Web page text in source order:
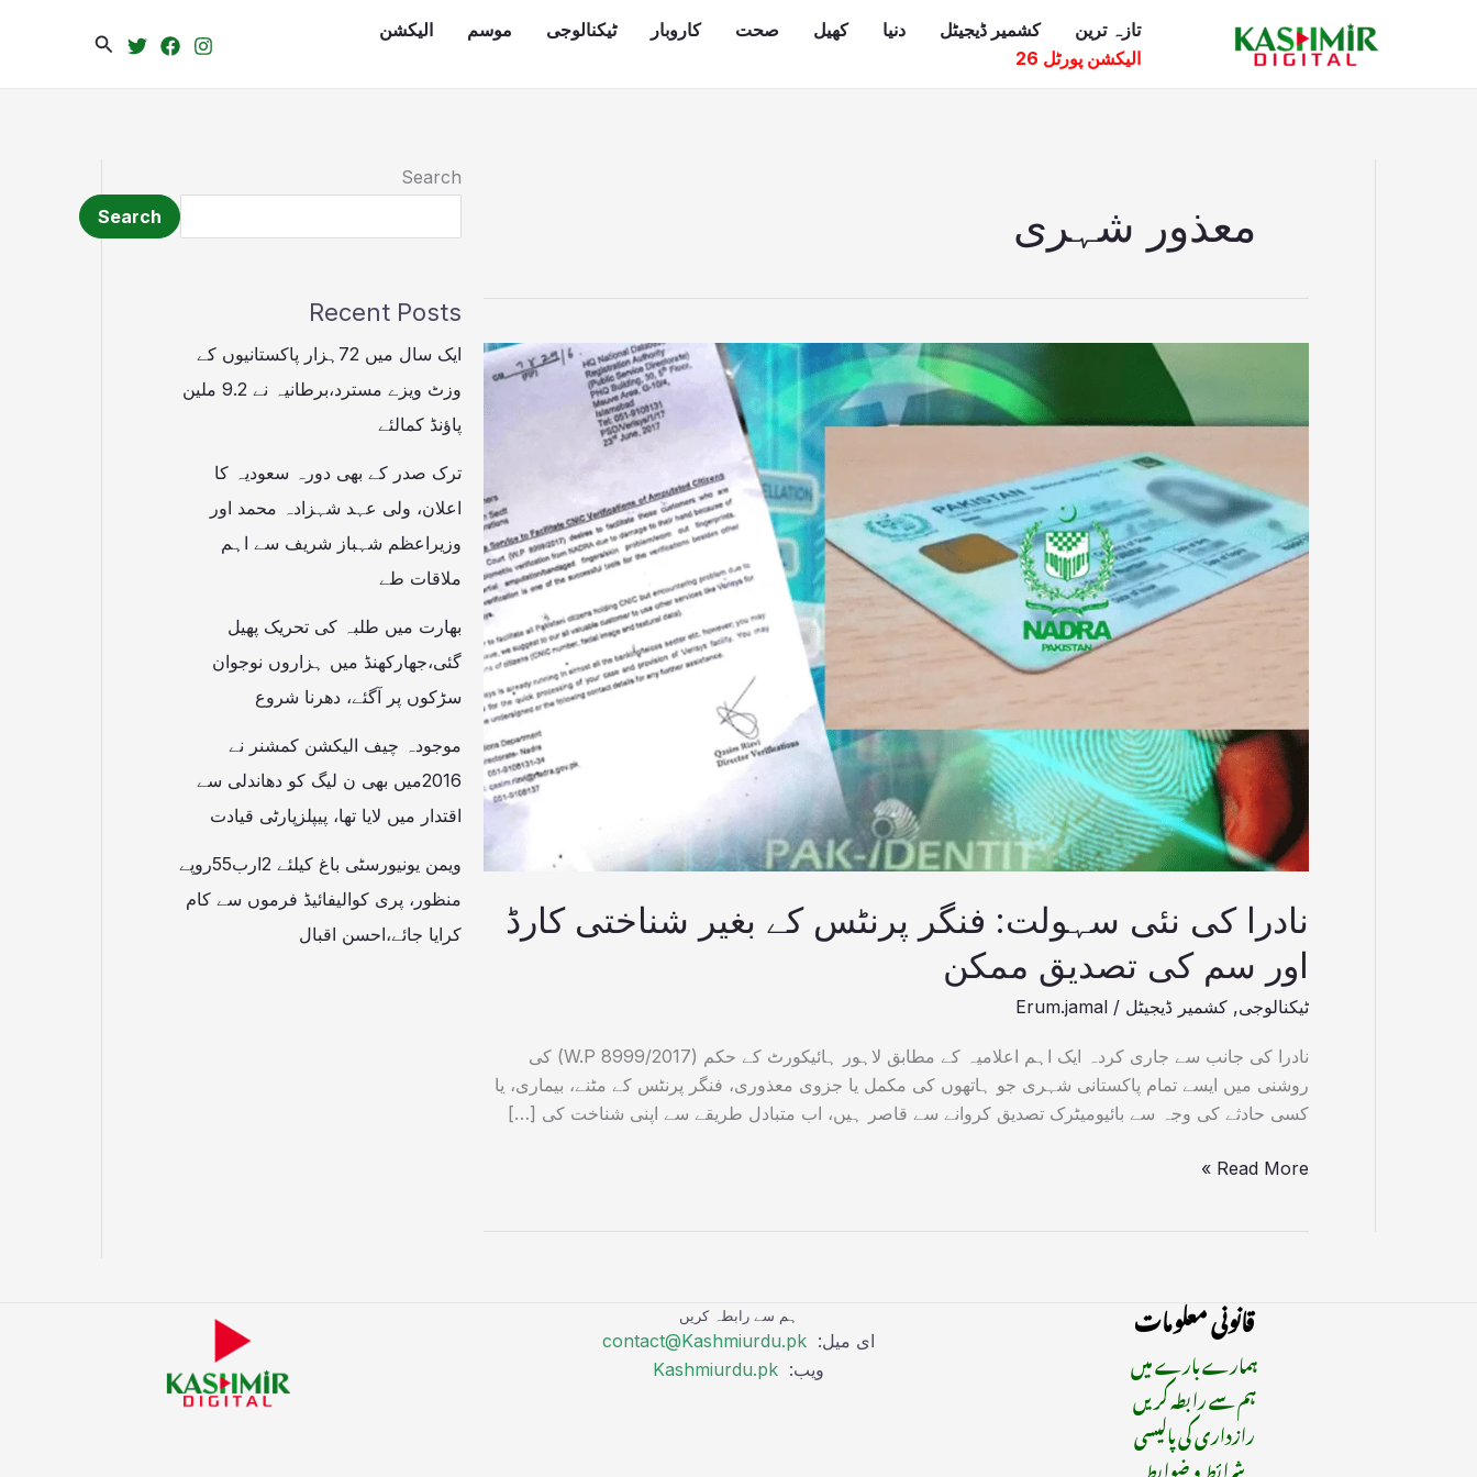
تازہ ترین کشمیر ڈیجیٹل دنیا کھیل صحت کاروبار ٹیکنالوجی موسم
الیکشن
الیکشن پورٹل 26
Search
معذور شہری
نادرا کی نئی سہولت: فنگر پرنٹس کے بغیر شناختی کارڈ
اور سم کی تصدیق ممکن
ٹیکنالوجی, کشمیر ڈیجیٹل /
Erum.jamal
نادرا کی جانب سے جاری کردہ ایک اہم اعلامیہ کے مطابق لاہور ہائیکورٹ کے حکم (W.P 8999/2017) کی
روشنی میں ایسے تمام پاکستانی شہری جو ہاتھوں کی مکمل یا جزوی معذوری، فنگر پرنٹس کے مٹنے، بیماری، یا
کسی حادثے کی وجہ سے بائیومیٹرک تصدیق کروانے سے قاصر ہیں، اب متبادل طریقے سے اپنی شناخت کی […]
نئی
پرنٹس
کے
بغیر
شناختی
کارڈ
سم
تصدیق
ممکن
Read More »
Search
Search
Recent Posts
ایک سال میں 72ہزار پاکستانیوں کے
وزٹ ویزے مسترد،برطانیہ نے 9.2 ملین
پاؤنڈ کمالئے
ترک صدر کے بھی دورہ سعودیہ کا
اعلان، ولی عہد شہزادہ محمد اور
وزیراعظم شہباز شریف سے اہم
ملاقات طے
بھارت میں طلبہ کی تحریک پھیل
گئی،جھارکھنڈ میں ہزاروں نوجوان
سڑکوں پر آگئے، دھرنا شروع
موجودہ چیف الیکشن کمشنر نے
2016میں بھی ن لیگ کو دھاندلی سے
اقتدار میں لایا تھا، پیپلزپارٹی قیادت
ویمن یونیورسٹی باغ کیلئے 2ارب55روپے
منظور، پری کوالیفائیڈ فرموں سے کام
کرایا جائے،احسن اقبال
قانونی معلومات
ہمارے بارے میں
ہم سے رابطہ کریں
رازداری کی پالیسی
ہم سے رابطہ کریں
ای میل: contact@Kashmiurdu.pk
ویب: Kashmiurdu.pk